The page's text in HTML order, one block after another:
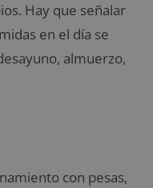
Hay que señalar
en el día se
almuerzo,
con pesas,